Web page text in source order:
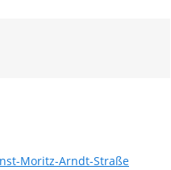
Moritz-Arndt-Straße